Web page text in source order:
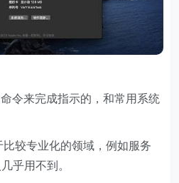
令来完成指示的，和常用系统
较专业化的领域，例如服务
乎用不到。